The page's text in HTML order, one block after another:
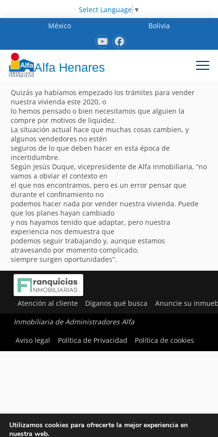
Select Language ▼
México
Bolivia
Alfa Henares
Quizás ya habíamos empezado los trámites para vender
nuestra vivienda este 2020, o
lo hemos pensado o bien necesitamos que alguien la
compre por motivos de liquidez.
La situación actual hace que muchas cosas cambien, y
algunos vendedores no estén
seguros de lo que deben hacer en esta época de
incertidumbre.
Según Jesús Duque, vicepresidente de Alfa Inmobiliaria, “no
vamos a obviar el contexto en
el que nos encontramos, pero es un error pensar que
durante el confinamiento no
podemos hacer nada por vender nuestra vivienda. Puede
que los planes hayan cambiado
y nos hayamos tenido que adaptar, pero nuestra
experiencia nos demuestra que
podemos seguir trabajando y, aunque estamos
atravesando por momento complicado,
siempre surgen oportunidades”.
Atención al cliente Díganos qué busca Anuncie su
Inmobiliaria de Administradores Alfa
Aviso legal
Política de Privacidad Política de cookies
Utilizamos cookies para ofrecerte la mejor experiencia en
nuestra web.